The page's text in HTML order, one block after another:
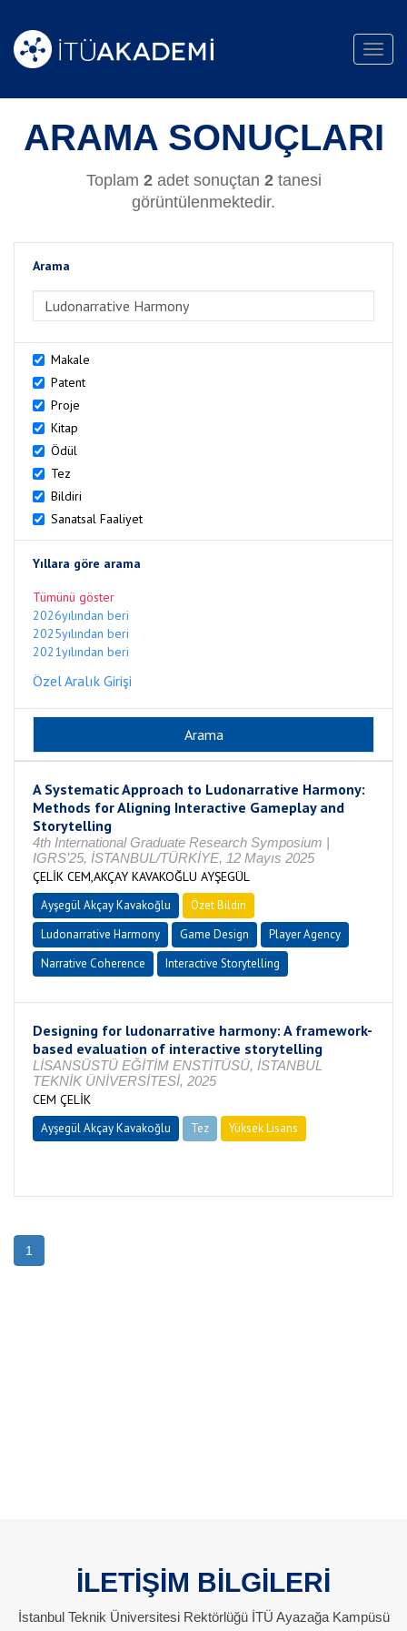
ARAMA SONUÇLARI
Toplam 2adet sonuçtan 2tanesi
görüntülenmektedir.
Arama
Makale
Patent
Proje
Kitap
Ödül
Tez
Bildiri
Sanatsal Faaliyet
Yıllara göre arama
Tümünü göster
2026yılından beri
2025yılından beri
2021yılından beri
Özel Aralık Girişi
A Systematic Approach to Ludonarrative Harmony:
Methods for Aligning Interactive Gameplay and
Storytelling
4th International Graduate Research Symposium |
IGRS’25, İSTANBUL/TÜRKİYE, 12 Mayıs 2025
ÇELİK CEM,AKÇAY KAVAKOĞLU AYŞEGÜL
Ayşegül Akçay Kavakoğlu
Özet Bildiri
Ludonarrative Harmony
Game Design
Player Agency
Narrative Coherence
Interactive Storytelling
Designing for ludonarrative harmony: A framework-
based evaluation of interactive storytelling
LİSANSÜSTÜ EĞİTİM ENSTİTÜSÜ, İSTANBUL
TEKNİK ÜNİVERSİTESİ, 2025
CEM ÇELİK
Ayşegül Akçay Kavakoğlu Tez
Yüksek Lisans
1
İLETİŞİM BİLGİLERİ
İstanbul Teknik Üniversitesi Rektörlüğü İTÜ Ayazağa Kampüsü